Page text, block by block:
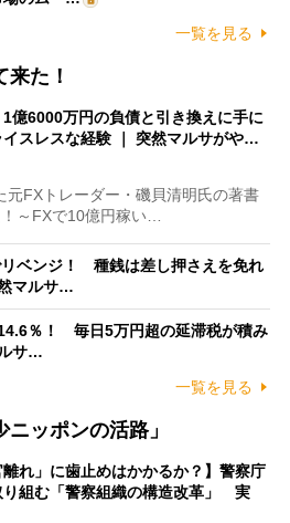
一覧を見る
た！
1億6000万円の負債と引き換えに手に
イスレスな経験 ｜ 突然マルサがや…
FXトレーダー・磯貝清明氏の著書
！～FXで10億円稼い…
リベンジ！ 種銭は差し押さえを免れ
マルサ…
14.6％！ 毎日5万円超の延滞税が積み
サ…
一覧を見る
ッポンの活路」
離れ」に歯止めはかかるか？】警察庁
り組む「警察組織の構造改革」 実